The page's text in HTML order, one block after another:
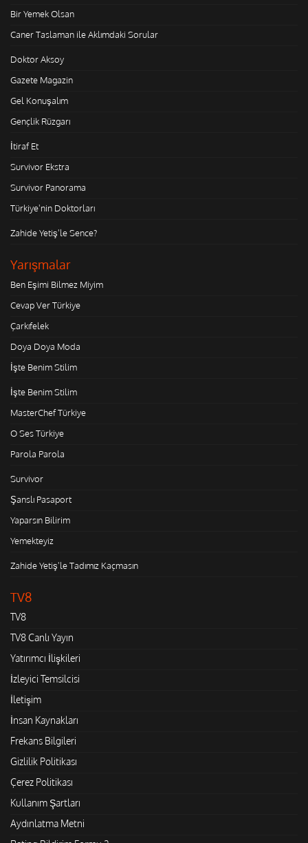
Bir Yemek Olsan
Caner Taslaman ile Aklımdaki Sorular
Doktor Aksoy
Gazete Magazin
Gel Konuşalım
Gençlik Rüzgarı
İtiraf Et
Survivor Ekstra
Survivor Panorama
Türkiye'nin Doktorları
Zahide Yetiş'le Sence?
Yarışmalar
Ben Eşimi Bilmez Miyim
Cevap Ver Türkiye
Çarkıfelek
Doya Doya Moda
İşte Benim Stilim
İşte Benim Stilim
MasterChef Türkiye
O Ses Türkiye
Parola Parola
Survivor
Şanslı Pasaport
Yaparsın Bilirim
Yemekteyiz
Zahide Yetiş'le Tadımız Kaçmasın
TV8
TV8
TV8 Canlı Yayın
Yatırımcı İlişkileri
İzleyici Temsilcisi
İletişim
İnsan Kaynakları
Frekans Bilgileri
Gizlilik Politikası
Çerez Politikası
Kullanım Şartları
Aydınlatma Metni